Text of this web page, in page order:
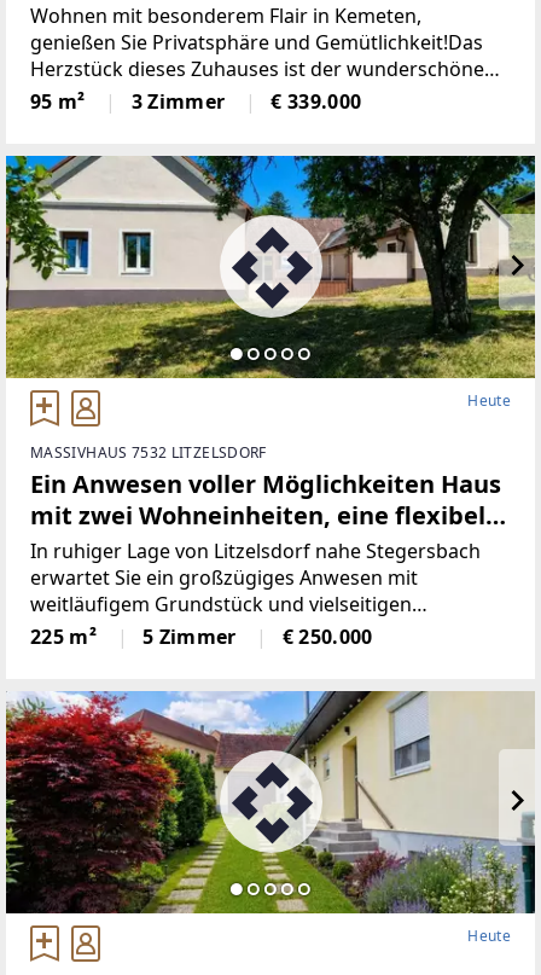
Wohnen mit besonderem Flair in Kemeten,
genießen Sie Privatsphäre und Gemütlichkeit!Das
Herzstück dieses Zuhauses ist der wunderschöne
Innenhof. Ein ganz besonderer Rückzugsort für
gemütliche Sommerabende, gesellige Stunden mit
95 m² 3 Zimmer € 339.000
Heute
MASSIVHAUS 7532 LITZELSDORF
Ein Anwesen voller Möglichkeiten Haus
mit zwei Wohneinheiten, eine flexibel
als Wohn- oder Wirtschaftsgebäude
nutzbar, dazu ein Kellerstöckl sowie
weitläufige Wiesen- und Ackerflächen.
In ruhiger Lage von Litzelsdorf nahe Stegersbach
erwartet Sie ein großzügiges Anwesen mit
weitläufigem Grundstück und vielseitigen
Nutzungsmöglichkeiten – ideal sowohl für Wohnen
als auch für individuelle Projekte oder
225 m² 5 Zimmer € 250.000
Heute